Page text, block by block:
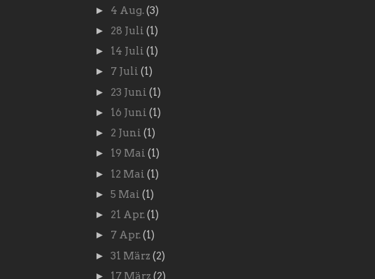
► 4 Aug.(3)
► 28 Juli (1)
► 14 Juli (1)
► 7 Juli (1)
► 23 Juni (1)
► 16 Juni (1)
► 2 Juni (1)
► 19 Mai (1)
► 12 Mai (1)
► 5 Mai (1)
► 21 Apr.(1)
► 7 Apr.(1)
► 31 März (2)
► 17 März (2)